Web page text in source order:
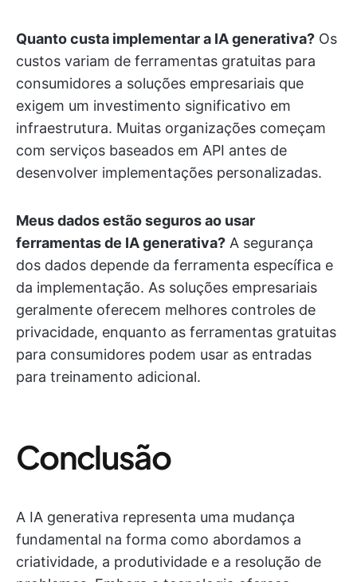
Quanto custa implementar a IA generativa? Os
custos variam de ferramentas gratuitas para
consumidores a soluções empresariais que
exigem um investimento significativo em
infraestrutura. Muitas organizações começam
com serviços baseados em API antes de
desenvolver implementações personalizadas.
Meus dados estão seguros ao usar
ferramentas de IA generativa? A segurança
dos dados depende da ferramenta específica e
da implementação. As soluções empresariais
geralmente oferecem melhores controles de
privacidade, enquanto as ferramentas gratuitas
para consumidores podem usar as entradas
para treinamento adicional.
Conclusão
A IA generativa representa uma mudança
fundamental na forma como abordamos a
criatividade, a produtividade e a resolução de